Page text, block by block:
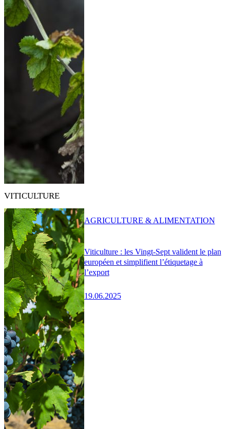
VITICULTURE
Viticulture : les Vingt-Sept valident le plan
européen et simplifient l’étiquetage à
l’export
19.06.2025
AGRICULTURE & ALIMENTATION